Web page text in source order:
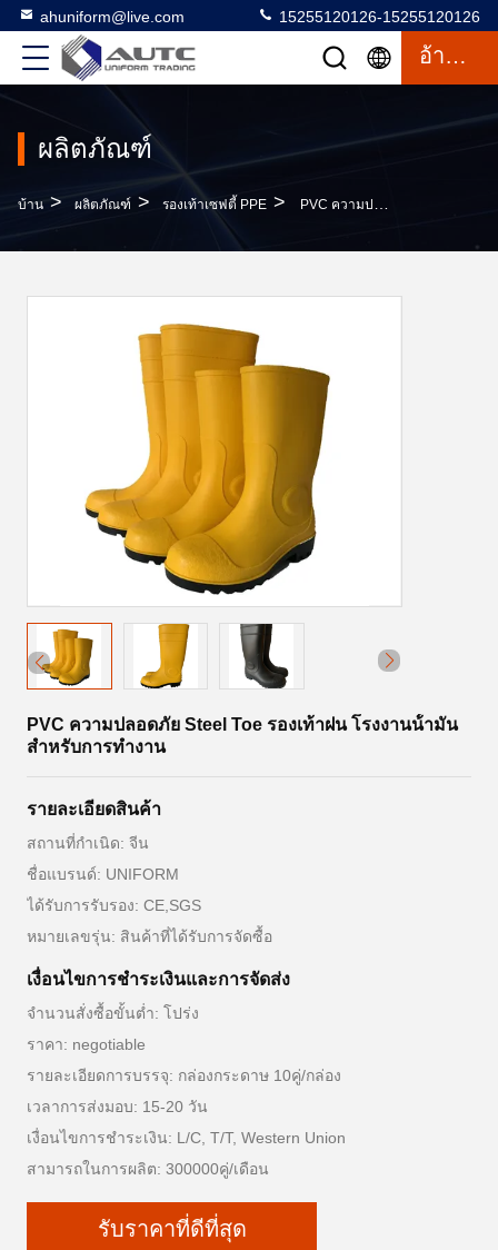
ahuniform@live.com 15255120126-15255120126
อ้างอิง
ผลิตภัณฑ์
บ้าน > ผลิตภัณฑ์ > รองเท้าเซฟตี้ PPE > PVC ความปลอดภัย Steel Toe รองเท้าฝน โรงงานน้ํามันสําหรับการทํางาน
PVC ความปลอดภัย Steel Toe รองเท้าฝน โรงงานน้ํามัน
สําหรับการทํางาน
รายละเอียดสินค้า
สถานที่กำเนิด: จีน
ชื่อแบรนด์: UNIFORM
ได้รับการรับรอง: CE,SGS
หมายเลขรุ่น: สินค้าที่ได้รับการจัดซื้อ
เงื่อนไขการชำระเงินและการจัดส่ง
จำนวนสั่งซื้อขั้นต่ำ: โปร่ง
ราคา: negotiable
รายละเอียดการบรรจุ: กล่องกระดาษ 10คู่/กล่อง
เวลาการส่งมอบ: 15-20 วัน
เงื่อนไขการชำระเงิน: L/C, T/T, Western Union
สามารถในการผลิต: 300000คู่/เดือน
รับราคาที่ดีที่สุด